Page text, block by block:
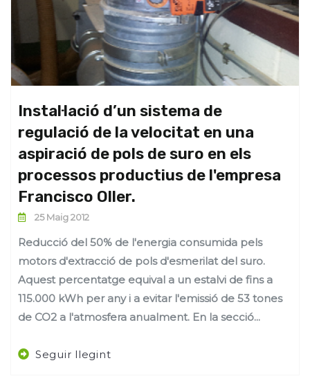
Instal·lació d’un sistema de
regulació de la velocitat en una
aspiració de pols de suro en els
processos productius de l'empresa
Francisco Oller.
25 Maig 2012
Reducció del 50% de l'energia consumida pels
motors d'extracció de pols d'esmerilat del suro.
Aquest percentatge equival a un estalvi de fins a
115.000 kWh per any i a evitar l'emissió de 53 tones
de CO2 a l'atmosfera anualment. En la secció...
Seguir llegint